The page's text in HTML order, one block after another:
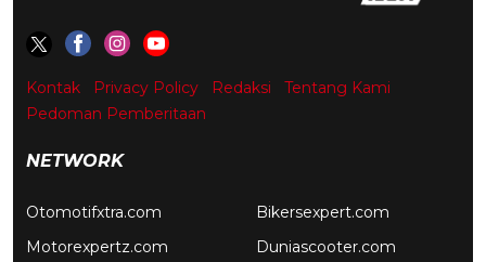
Kontak Privacy Policy Redaksi
Tentang Kami
Pedoman Pemberitaan
NETWORK
Otomotifxtra.com
Motorexpertz.com
Bikersexpert.com
Duniascooter.com